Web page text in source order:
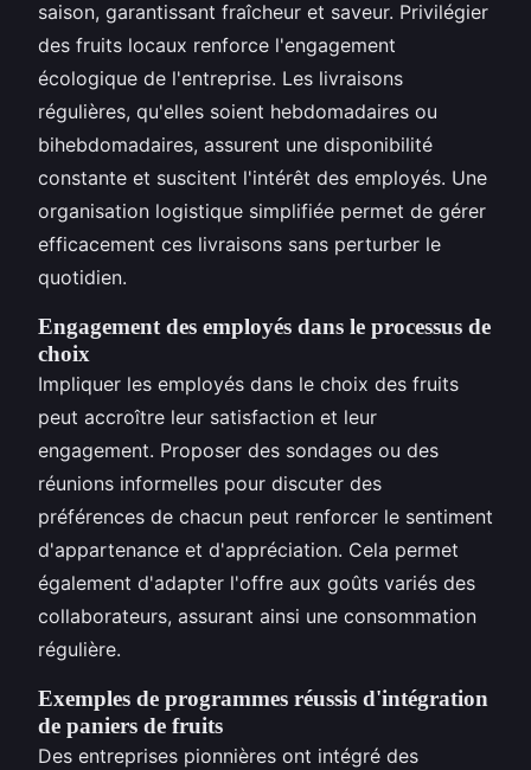
saison, garantissant fraîcheur et saveur. Privilégier
des fruits locaux renforce l'engagement
écologique de l'entreprise. Les livraisons
régulières, qu'elles soient hebdomadaires ou
bihebdomadaires, assurent une disponibilité
constante et suscitent l'intérêt des employés. Une
organisation logistique simplifiée permet de gérer
efficacement ces livraisons sans perturber le
quotidien.
Engagement des employés dans le processus de
choix
Impliquer les employés dans le choix des fruits
peut accroître leur satisfaction et leur
engagement. Proposer des sondages ou des
réunions informelles pour discuter des
préférences de chacun peut renforcer le sentiment
d'appartenance et d'appréciation. Cela permet
également d'adapter l'offre aux goûts variés des
collaborateurs, assurant ainsi une consommation
régulière.
Exemples de programmes réussis d'intégration
de paniers de fruits
Des entreprises pionnières ont intégré des